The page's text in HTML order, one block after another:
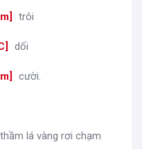
trôi
dối
cười.
lá vàng rơi chạm